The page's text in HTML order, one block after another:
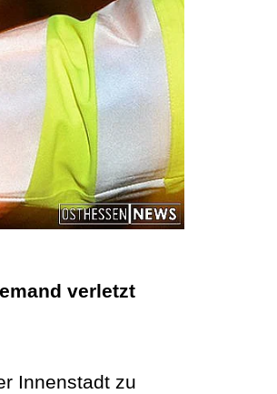
verletzt
Innenstadt zu